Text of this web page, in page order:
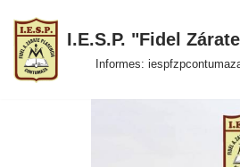
Saltar
al
I.E.S.P. "Fidel
Informes: